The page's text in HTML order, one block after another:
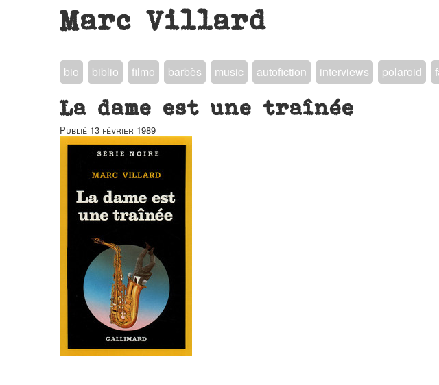
Marc Villard
bio biblio filmo barbès music autofiction interviews polaroid
La dame est une traînée
Publié 13 février 1989